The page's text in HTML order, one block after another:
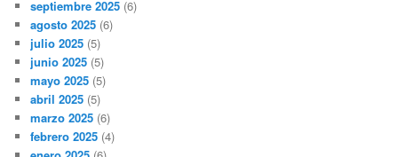
septiembre 2025 (6)
agosto 2025 (6)
julio 2025 (5)
junio 2025 (5)
mayo 2025 (5)
abril 2025 (5)
marzo 2025 (6)
febrero 2025 (4)